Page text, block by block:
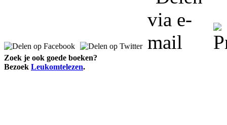
Zoek je ook goede boeken?
Bezoek Leukomtelezen.